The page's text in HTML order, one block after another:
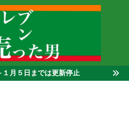
１月５日までは更新停止